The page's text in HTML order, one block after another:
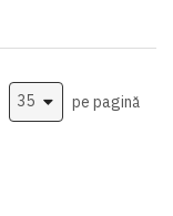
pe pagină